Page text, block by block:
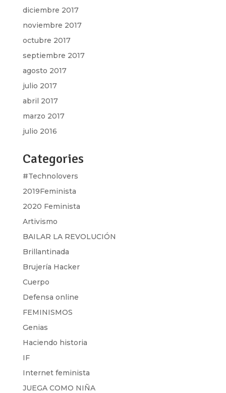
diciembre 2017
noviembre 2017
octubre 2017
septiembre 2017
agosto 2017
julio 2017
abril 2017
marzo 2017
julio 2016
Categories
#Technolovers
2019Feminista
2020 Feminista
Artivismo
BAILAR LA REVOLUCIÓN
Brillantinada
Brujería Hacker
Cuerpo
Defensa online
FEMINISMOS
Genias
Haciendo historia
IF
Internet feminista
JUEGA COMO NIÑA